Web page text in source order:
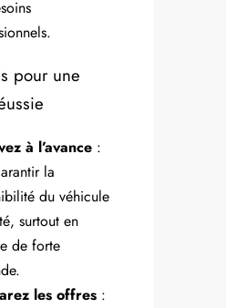
pour une
à l’avance :
la
du véhicule
surtout en
de forte
les offres :